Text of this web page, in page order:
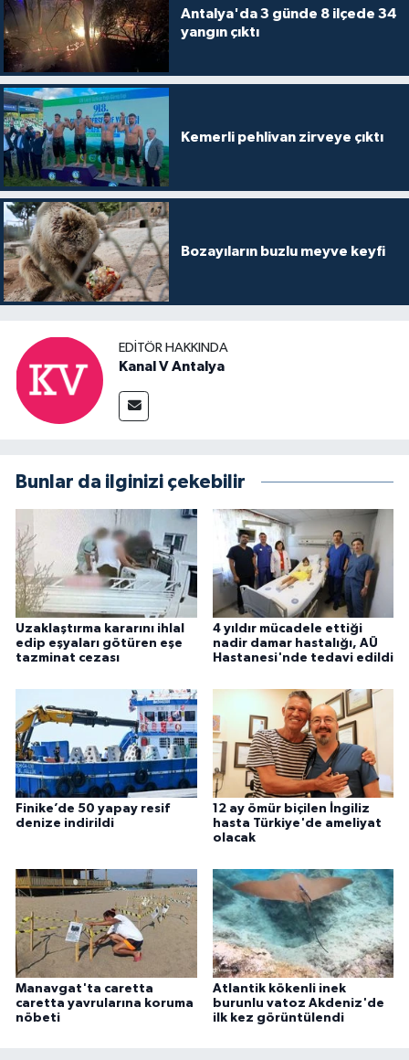
Antalya'da 3 günde 8 ilçede 34
yangın çıktı
Kemerli pehlivan zirveye çıktı
Bozayıların buzlu meyve keyfi
EDITÖR HAKKINDA
Kanal V Antalya
Bunlar da ilginizi çekebilir
Uzaklaştırma kararını ihlal
edip eşyaları götüren eşe
tazminat cezası
4 yıldır mücadele ettiği
nadir damar hastalığı, AÜ
Hastanesi'nde tedavi edildi
Finike’de 50 yapay resif
denize indirildi
12 ay ömür biçilen İngiliz
hasta Türkiye'de ameliyat
olacak
Manavgat'ta caretta
caretta yavrularına koruma
nöbeti
Atlantik kökenli inek
burunlu vatoz Akdeniz'de
ilk kez görüntülendi